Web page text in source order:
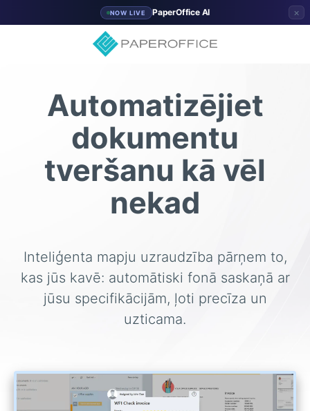
NOW LIVE PaperOffice AI ×
Automatizējiet
dokumentu
tveršanu kā vēl
nekad
Inteliģenta mapju uzraudzība pārņem to,
kas jūs kavē: automātiski fonā saskaņā ar
jūsu specifikācijām, ļoti precīza un
uzticama.